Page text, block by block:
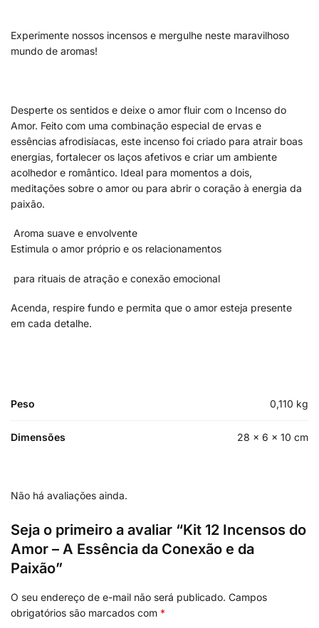
Experimente nossos incensos e mergulhe neste maravilhoso
mundo de aromas!
Desperte os sentidos e deixe o amor fluir com o Incenso do
Amor. Feito com uma combinação especial de ervas e
essências afrodisíacas, este incenso foi criado para atrair boas
energias, fortalecer os laços afetivos e criar um ambiente
acolhedor e romântico. Ideal para momentos a dois,
meditações sobre o amor ou para abrir o coração à energia da
paixão.
Aroma suave e envolvente
Estimula o amor próprio e os relacionamentos
para rituais de atração e conexão emocional
Acenda, respire fundo e permita que o amor esteja presente
em cada detalhe.
Peso 0,110 kg
Dimensões 28 × 6 × 10 cm
Não há avaliações ainda.
Seja o primeiro a avaliar “Kit 12 Incensos do
Amor – A Essência da Conexão e da
Paixão”
O seu endereço de e-mail não será publicado. Campos
obrigatórios são marcados com *